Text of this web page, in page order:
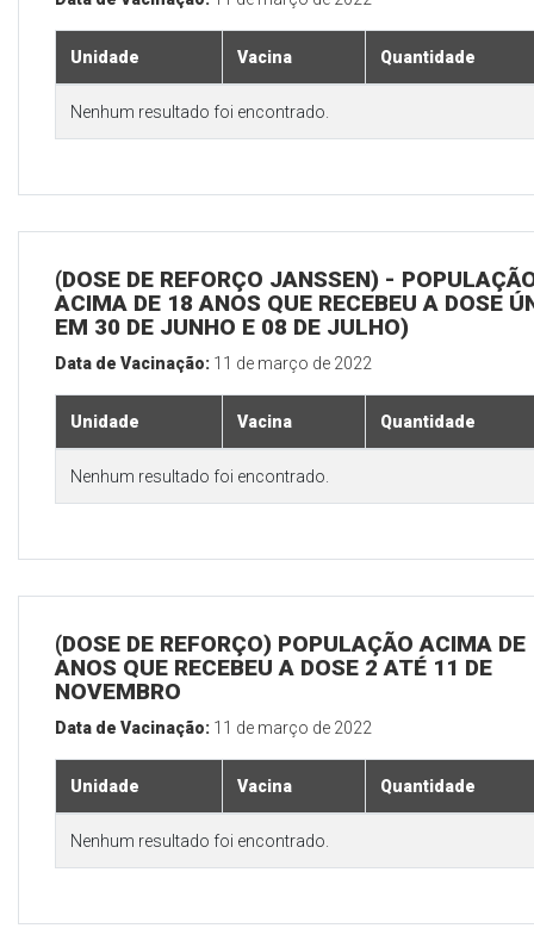
Unidade Vacina Quantidade
Nenhum resultado foi encontrado.
(DOSE DE REFORÇO JANSSEN) -
ACIMA DE 18 ANOS QUE RECEBEU A DOSE
EM 30 DE JUNHO E 08 DE JULHO)
Data de Vacinação: 11 de março de 2022
Unidade Vacina Quantidade
Nenhum resultado foi encontrado.
(DOSE DE REFORÇO) POPULAÇÃO ACIMA DE
ANOS QUE RECEBEU A DOSE 2 ATÉ 11 DE
NOVEMBRO
Data de Vacinação: 11 de março de 2022
Unidade Vacina Quantidade
Nenhum resultado foi encontrado.